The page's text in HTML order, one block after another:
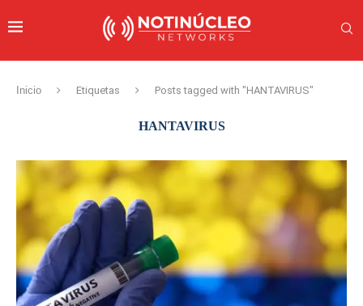
Inicio Etiquetas Posts tagged with "HANTAVIRUS"
HANTAVIRUS